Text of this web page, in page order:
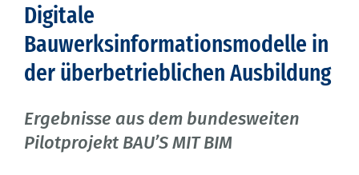
Digitale
Bauwerksinformationsmodelle in
der überbetrieblichen Ausbildung
Ergebnisse aus dem bundesweiten
Pilotprojekt BAU’S MIT BIM